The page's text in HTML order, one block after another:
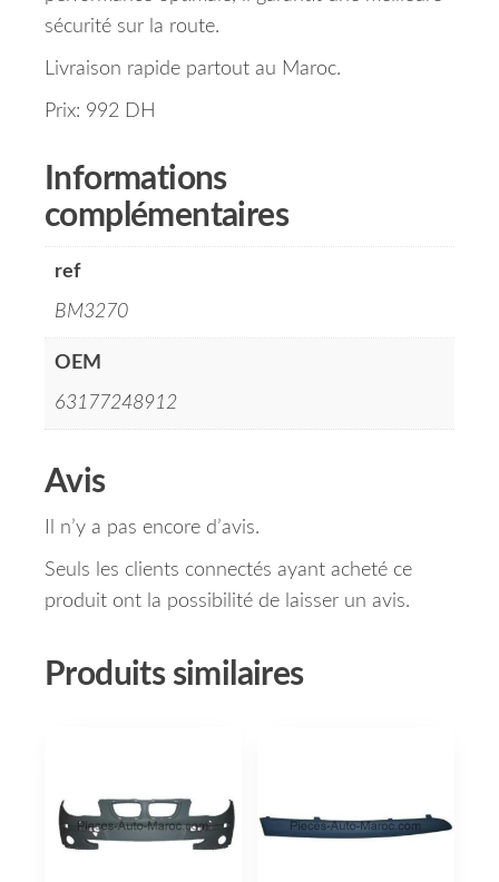
sécurité sur la route.
Livraison rapide partout au Maroc.
Prix: 992 DH
Informations
complémentaires
ref
BM3270
OEM
63177248912
Avis
Il n’y a pas encore d’avis.
Seuls les clients connectés ayant acheté ce
produit ont la possibilité de laisser un avis.
Produits similaires